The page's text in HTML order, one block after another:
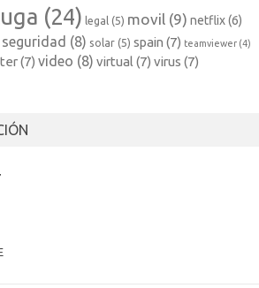
(24) legal (5) movil (9) netflix(6)
seguridad (8) solar (5) spain (7) teamviewer (4)
(7) video (8) virtual (7) virus (7)